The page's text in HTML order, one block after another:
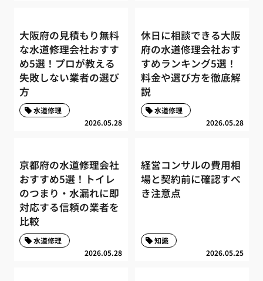
大阪府の見積もり無料
な水道修理会社おすす
め5選！プロが教える
失敗しない業者の選び
方
2026.05.28
水道修理
休日に相談できる大阪
府の水道修理会社おす
すめランキング5選！
料金や選び方を徹底解
説
2026.05.28
水道修理
京都府の水道修理会社
おすすめ5選！トイレ
のつまり・水漏れに即
対応する信頼の業者を
比較
2026.05.28
水道修理
経営コンサルの費用相
場と契約前に確認すべ
き注意点
2026.05.25
知識